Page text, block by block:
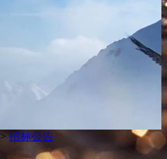
>招标公告